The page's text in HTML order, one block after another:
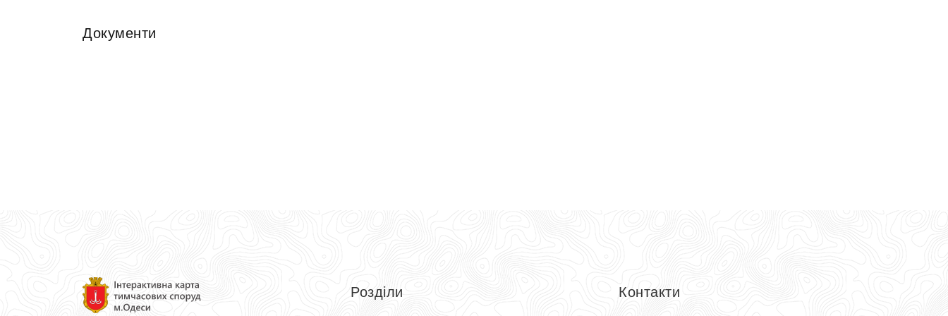
Документи
Розділи Контакти